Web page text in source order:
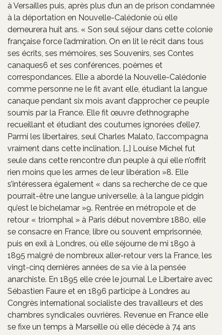
à Versailles puis, après plus d’un an de prison condamnée
à la déportation en Nouvelle-Calédonie où elle
demeurera huit ans. « Son seul séjour dans cette colonie
française force l’admiration. On en lit le récit dans tous
ses écrits, ses mémoires, ses Souvenirs, ses Contes
canaques6 et ses conférences, poèmes et
correspondances. Elle a abordé la Nouvelle-Calédonie
comme personne ne le fit avant elle, étudiant la langue
canaque pendant six mois avant d’approcher ce peuple
soumis par la France. Elle fit œuvre d’ethnographe
recueillant et étudiant des coutumes ignorées d’elle7.
Parmi les libertaires, seul Charles Malato, l’accompagna
vraiment dans cette inclination. […] Louise Michel fut
seule dans cette rencontre d’un peuple à qui elle n’offrit
rien moins que les armes de leur libération »8. Elle
s’intéressera également « dans sa recherche de ce que
pourrait-être une langue universelle, à la langue pidgin
qu’est le bichelamar »9. Rentrée en métropole et de
retour « triomphal » à Paris début novembre 1880, elle
se consacre en France, libre ou souvent emprisonnée,
puis en exil à Londres, où elle séjourne de mi 1890 à
1895 malgré de nombreux aller-retour vers la France, les
vingt-cinq dernières années de sa vie à la pensée
anarchiste. En 1895 elle crée le journal Le Libertaire avec
Sébastien Faure et en 1896 participe à Londres au
Congrès international socialiste des travailleurs et des
chambres syndicales ouvrières. Revenue en France elle
se fixe un temps à Marseille où elle décède à 74 ans